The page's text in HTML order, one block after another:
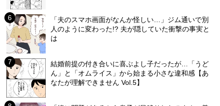
「夫のスマホ画面がなんか怪しい…」ジム通いで別
人のように変わった!? 夫が隠していた衝撃の事実と
は
結婚前提の付き合いに喜ぶよし子だったが…「うど
ん」と「オムライス」から始まる小さな違和感【あ
なたが理解できません Vol.5】